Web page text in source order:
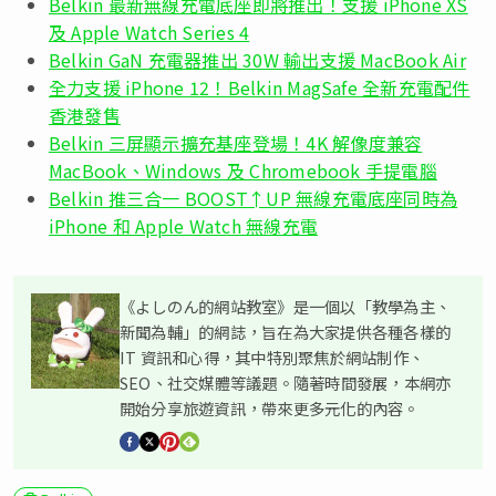
及 Apple Watch Series 4
Belkin GaN 充電器推出 30W 輸出支援 MacBook Air
全力支援 iPhone 12！Belkin MagSafe 全新充電配件
香港發售
Belkin 三屏顯示擴充基座登場！4K 解像度兼容
MacBook、Windows 及 Chromebook 手提電腦
Belkin 推三合一 BOOST↑UP 無線充電底座同時為
iPhone 和 Apple Watch 無線充電
《よしのん的網站教室》是一個以「教學為主、
新聞為輔」的網誌，旨在為大家提供各種各樣的
IT 資訊和心得，其中特別聚焦於網站制作、
SEO、社交媒體等議題。隨著時間發展，本網亦
開始分享旅遊資訊，帶來更多元化的內容。